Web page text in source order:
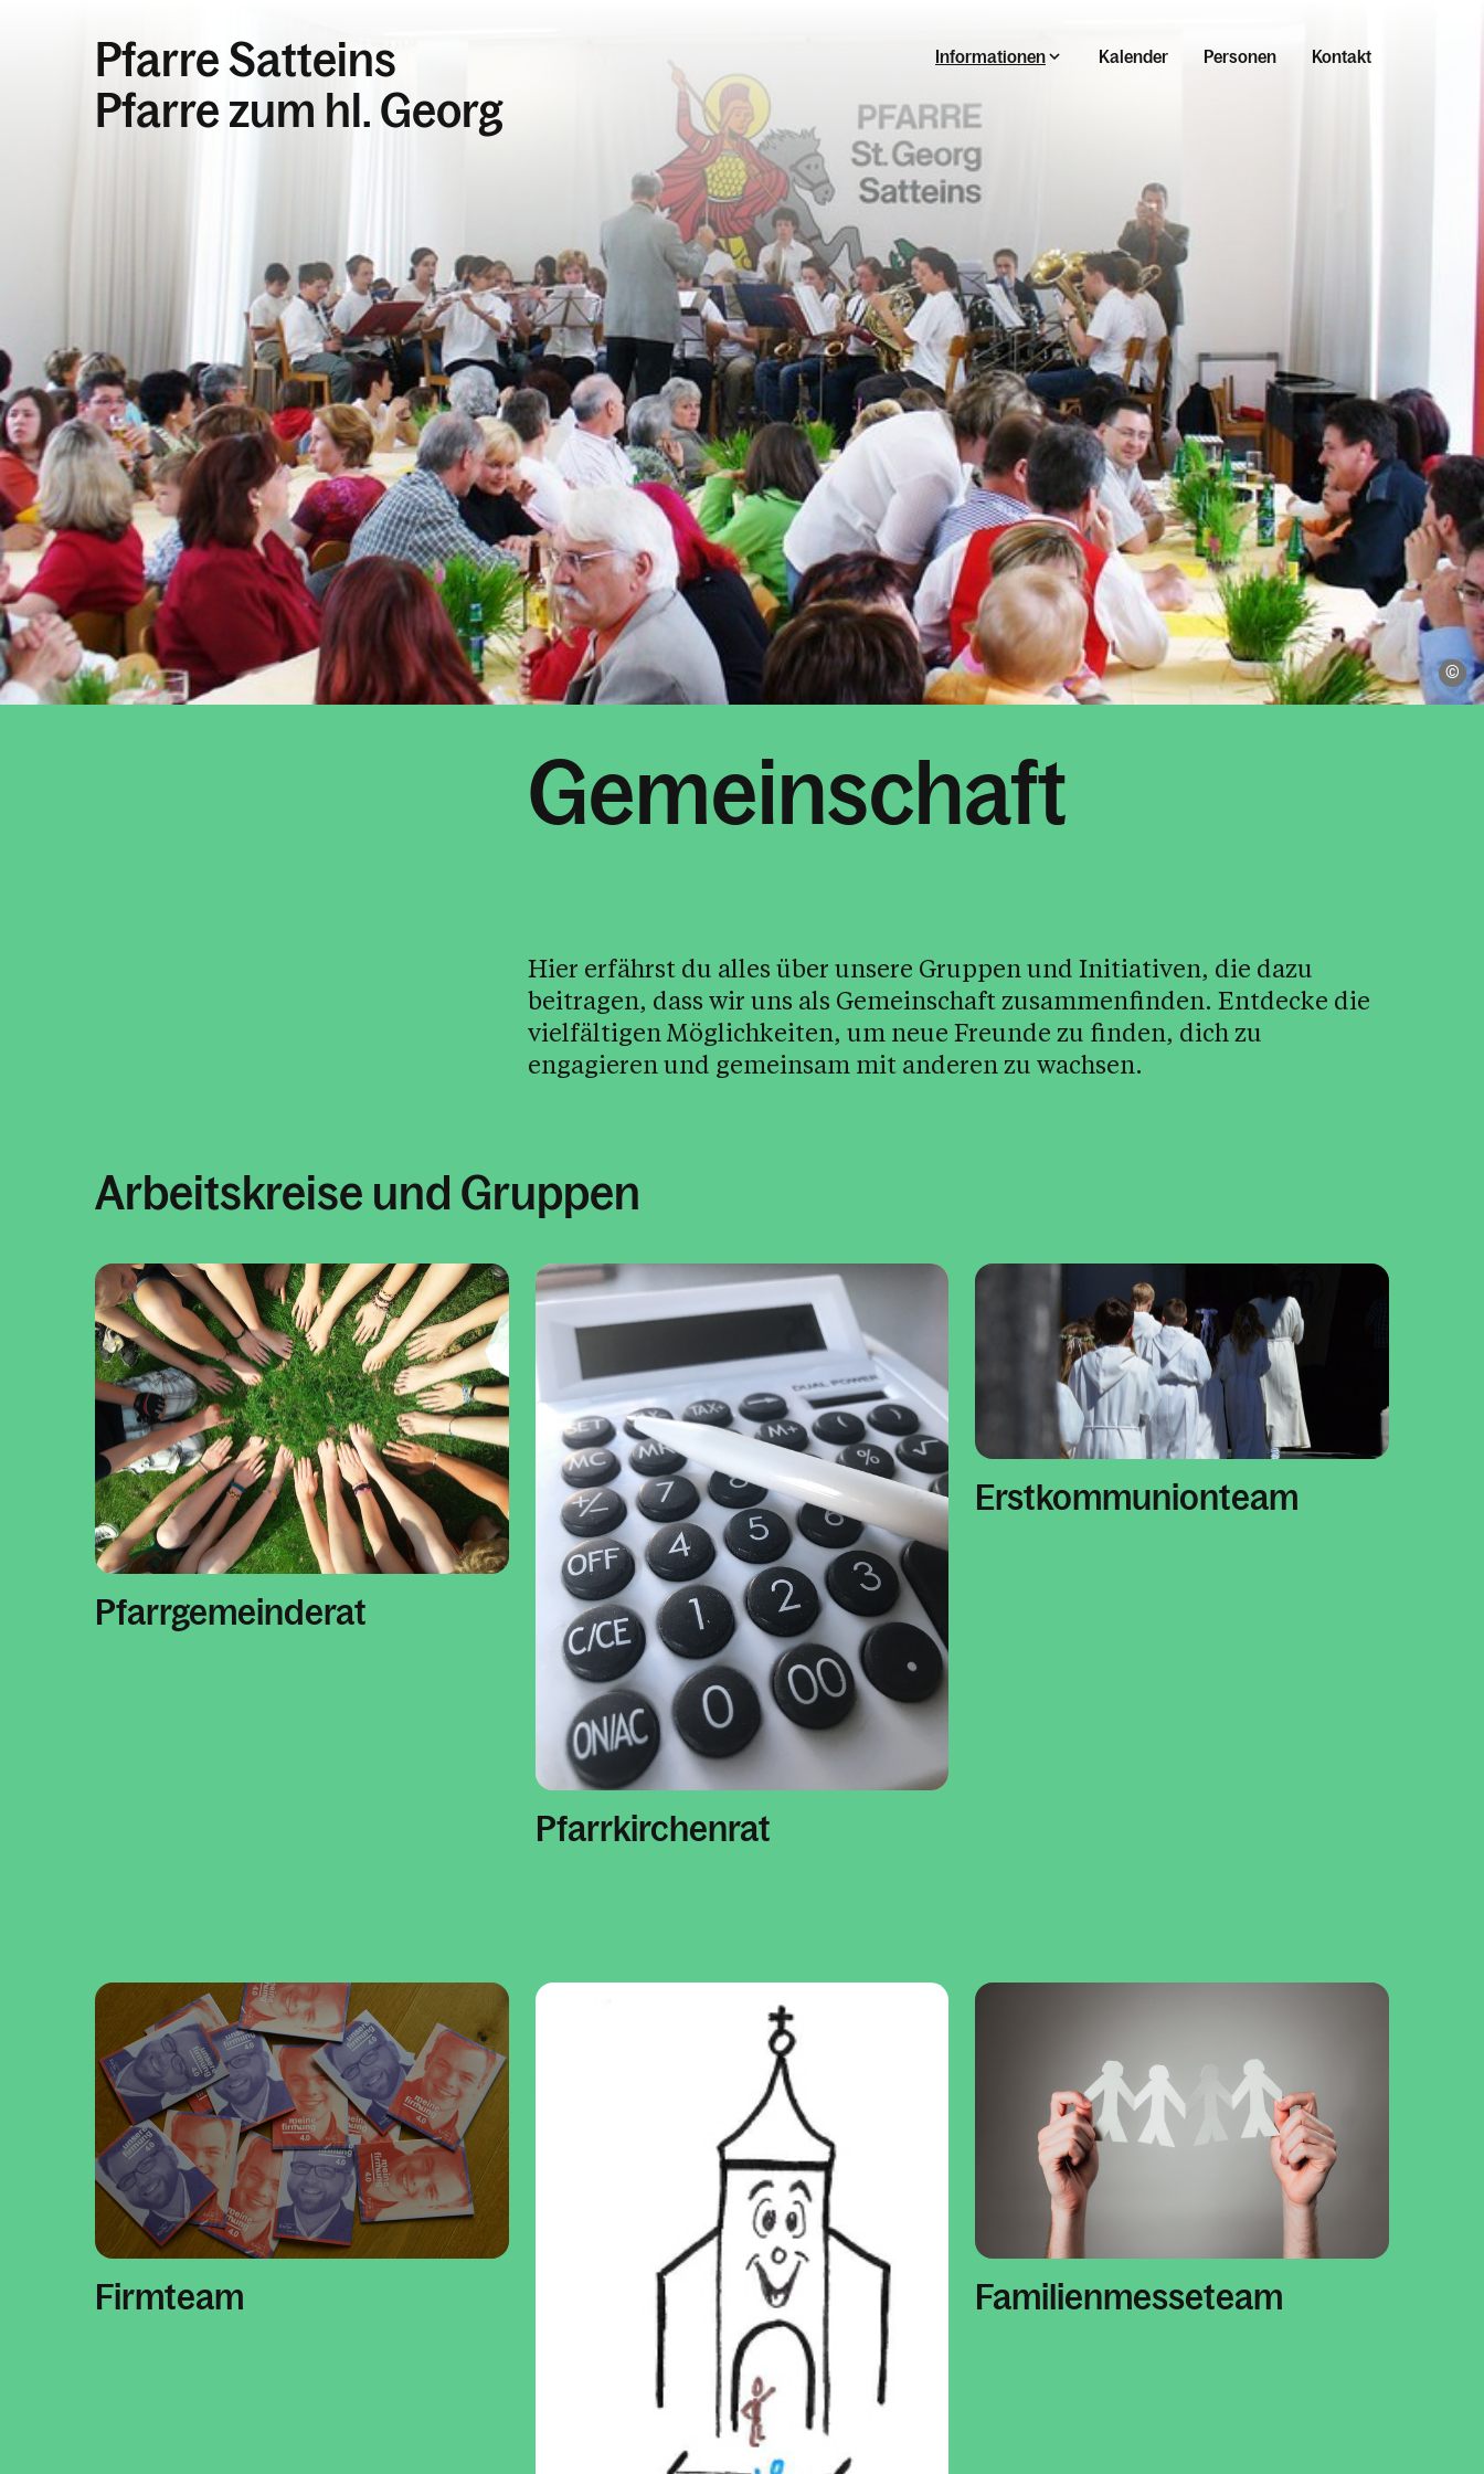
Pfarre Satteins
Pfarre zum hl. Georg
Informationen Kalender Personen Kontakt
Gemeinschaft
Hier erfährst du alles über unsere Gruppen und Initiativen, die dazu
beitragen, dass wir uns als Gemeinschaft zusammenfinden. Entdecke die
vielfältigen Möglichkeiten, um neue Freunde zu finden, dich zu
engagieren und gemeinsam mit anderen zu wachsen.
Arbeitskreise und Gruppen
Pfarrgemeinderat
Pfarrkirchenrat
Erstkommunionteam
Firmteam Familienmesseteam